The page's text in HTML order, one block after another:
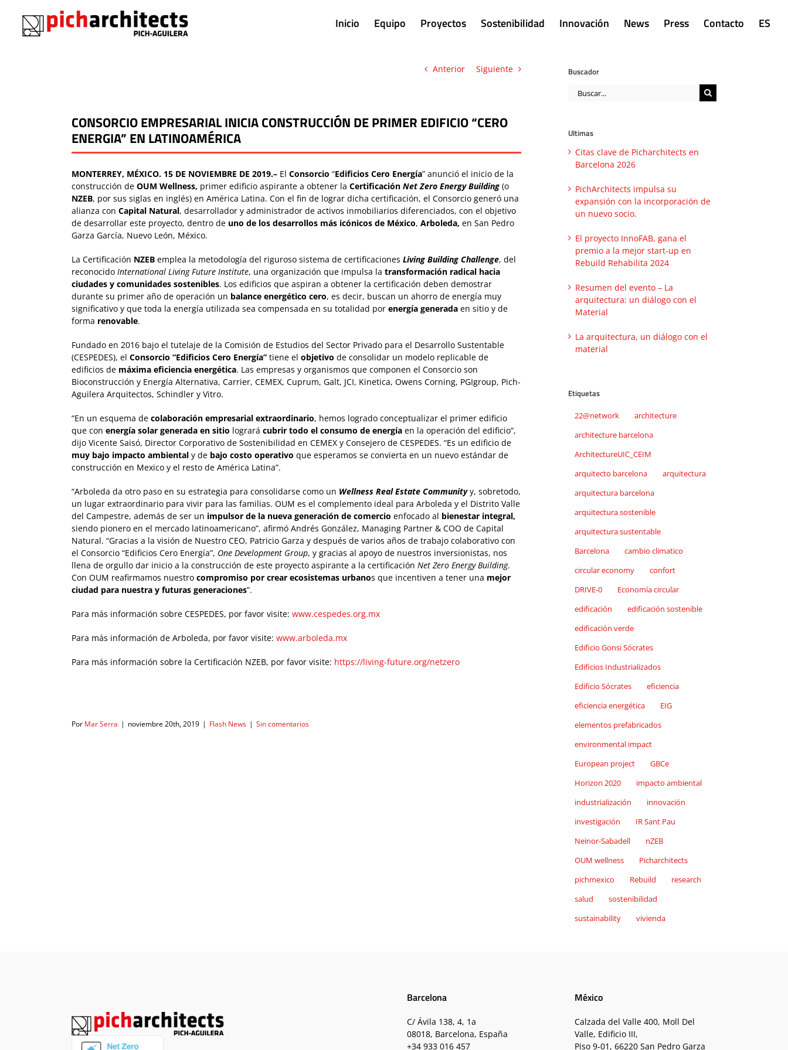
contenido
Inicio Equipo Proyectos Sostenibilidad Innovación News Press Contacto ES
Anterior Siguiente
CONSORCIO EMPRESARIAL INICIA CONSTRUCCIÓN DE PRIMER EDIFICIO “CERO
ENERGIA” EN LATINOAMÉRICA
MONTERREY, MÉXICO. 15 DE NOVIEMBRE DE 2019.– El Consorcio “Edificios Cero Energía” anunció el inicio de la
construcción de OUM Wellness, primer edificio aspirante a obtener la Certificación Net Zero Energy Building (o
NZEB, por sus siglas en inglés) en América Latina. Con el fin de lograr dicha certificación, el Consorcio generó una
alianza con Capital Natural, desarrollador y administrador de activos inmobiliarios diferenciados, con el objetivo
de desarrollar este proyecto, dentro de uno de los desarrollos más icónicos de México, Arboleda, en San Pedro
Garza García, Nuevo León, México.
La Certificación NZEB emplea la metodología del riguroso sistema de certificaciones Living Building Challenge, del
reconocido International Living Future Institute, una organización que impulsa la transformación radical hacia
ciudades y comunidades sostenibles. Los edificios que aspiran a obtener la certificación deben demostrar
durante su primer año de operación un balance energético cero, es decir, buscan un ahorro de energía muy
significativo y que toda la energía utilizada sea compensada en su totalidad por energía generada en sitio y de
forma renovable.
Fundado en 2016 bajo el tutelaje de la Comisión de Estudios del Sector Privado para el Desarrollo Sustentable
(CESPEDES), el Consorcio “Edificios Cero Energía” tiene el objetivo de consolidar un modelo replicable de
edificios de máxima eficiencia energética. Las empresas y organismos que componen el Consorcio son
Bioconstrucción y Energía Alternativa, Carrier, CEMEX, Cuprum, Galt, JCI, Kinetica, Owens Corning, PGIgroup, Pich-
Aguilera Arquitectos, Schindler y Vitro.
“En un esquema de colaboración empresarial extraordinario, hemos logrado conceptualizar el primer edificio
que con energía solar generada en sitio logrará cubrir todo el consumo de energía en la operación del edificio”,
dijo Vicente Saisó, Director Corporativo de Sostenibilidad en CEMEX y Consejero de CESPEDES. “Es un edificio de
muy bajo impacto ambiental y de bajo costo operativo que esperamos se convierta en un nuevo estándar de
construcción en Mexico y el resto de América Latina”.
“Arboleda da otro paso en su estrategia para consolidarse como un Wellness Real Estate Communityy, sobretodo,
un lugar extraordinario para vivir para las familias. OUM es el complemento ideal para Arboleda y el Distrito Valle
del Campestre, además de ser un impulsor de la nueva generación de comercio enfocado al bienestar integral,
siendo pionero en el mercado latinoamericano”, afirmó Andrés González, Managing Partner & COO de Capital
Natural. “Gracias a la visión de Nuestro CEO, Patricio Garza y después de varios años de trabajo colaborativo con
el Consorcio “Edificios Cero Energía”, One Development Group, y gracias al apoyo de nuestros inversionistas, nos
llena de orgullo dar inicio a la construcción de este proyecto aspirante a la certificación Net Zero Energy Building.
Con OUM reafirmamos nuestro compromiso por crear ecosistemas urbanos que incentiven a tener una mejor
ciudad para nuestra y futuras generaciones”.
Para más información sobre CESPEDES, por favor visite: www.cespedes.org.mx
Para más información de Arboleda, por favor visite: www.arboleda.mx
Para más información sobre la Certificación NZEB, por favor visite: https://living-future.org/netzero
Por Mar Serra | noviembre 20th, 2019 | Flash News | Sin comentarios
Buscador
Buscar:
Ultimas
Citas clave de Picharchitects en
Barcelona 2026
PichArchitects impulsa su
expansión con la incorporación de
un nuevo socio.
El proyecto InnoFAB, gana el
premio a la mejor start-up en
Rebuild Rehabilita 2024
Resumen del evento – La
arquitectura: un diálogo con el
Material
La arquitectura, un diálogo con el
material
Etiquetas
22@network
architecture
architecture barcelona
ArchitectureUIC_CEIM
arquitecto barcelona
arquitectura
arquitectura barcelona
arquitectura sostenible
arquitectura sustentable
Barcelona
cambio climatico
circular economy
confort
DRIVE-0
Economía circular
edificación
edificación sostenible
edificación verde
Edificio Gonsi Sócrates
Edificios Industrializados
Edificio Sócrates
eficiencia
eficiencia energética
EIG
elementos prefabricados
environmental impact
European project
GBCe
Horizon 2020
impacto ambiental
industrialización
innovación
investigación
IR Sant Pau
Neinor-Sabadell
nZEB
OUM wellness
Picharchitects
pichmexico
Rebuild
research
salud
sostenibilidad
sustainability
vivienda
Barcelona
C/ Ávila 138, 4, 1a
08018, Barcelona, España
+34 933 016 457
México
Calzada del Valle 400, Moll Del
Valle, Edificio III,
Piso 9-01, 66220 San Pedro Garza